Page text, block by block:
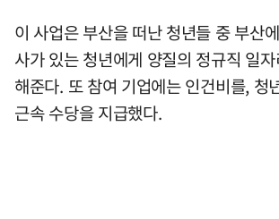
이 사업은 부산을 떠난 청년들 중 부산
사가 있는 청년에게 양질의 정규직 일
해준다. 또 참여 기업에는 인건비를, 청
근속 수당을 지급했다.